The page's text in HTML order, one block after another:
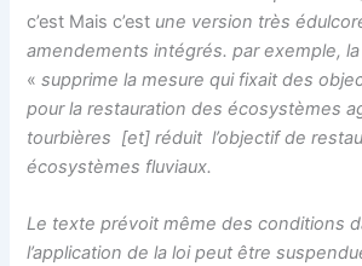
c’est Mais c’est une version très
amendements intégrés. par exemple, la
«supprime la mesure qui fixait des
pour la restauration des écosystèmes
tourbières [et] réduit l’objectif de
écosystèmes fluviaux.
Le texte prévoit même des conditions
l’application de la loi peut être